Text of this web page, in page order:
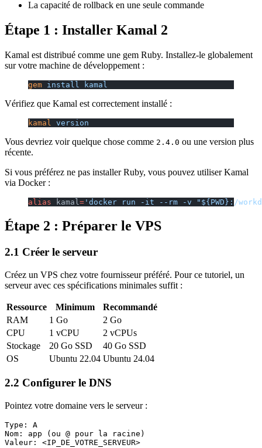
La capacité de rollback en une seule commande
Étape 1 : Installer Kamal 2
Kamal est distribué comme une gem Ruby. Installez-le globalement
sur votre machine de développement :
gem install kamal
Vérifiez que Kamal est correctement installé :
kamal version
Vous devriez voir quelque chose comme 2.4.0 ou une version plus
récente.
Si vous préférez ne pas installer Ruby, vous pouvez utiliser Kamal
via Docker :
alias kamal= 'docker run -it --rm -v "${PWD}:/
Étape 2 : Préparer le VPS
2.1 Créer le serveur
Créez un VPS chez votre fournisseur préféré. Pour ce tutoriel, un
serveur avec ces spécifications minimales suffit :
Ressource Minimum
Recommandé
RAM
1 Go
2 Go
CPU
1 vCPU
2 vCPUs
Stockage
20 Go SSD
40 Go SSD
OS
Ubuntu 22.04 Ubuntu 24.04
2.2 Configurer le DNS
Pointez votre domaine vers le serveur :
Type: A
Nom: app (ou @ pour la racine)
Valeur: <IP_DE_VOTRE_SERVEUR>